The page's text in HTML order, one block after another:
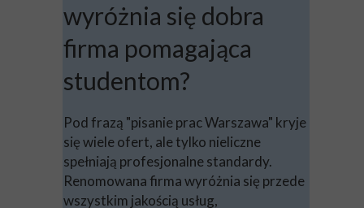
wyróżnia się dobra
firma pomagająca
studentom?
Pod frazą "pisanie prac Warszawa" kryje
się wiele ofert, ale tylko nieliczne
spełniają profesjonalne standardy.
Renomowana firma wyróżnia się przede
wszystkim jakością usług,